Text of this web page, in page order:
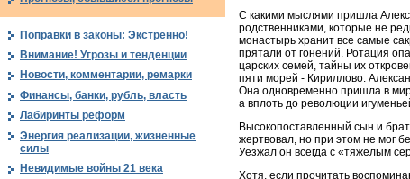
С какими мыслями пришла
родственниками, которые не
монастырь хранит все самые
прятали от гонений. Ротация
царских семей, тайны их
пяти морей - Кириллово.
Она одновременно пришла в
а вплоть до революции
Высокопоставленный сын и
жертвовал, но при этом не мог
Уезжал он всегда с «тяжелым
Хотя, если прочитать
Поправки в законы: Экстренно!
Внимание! Угрозы и тенденции
Новости, комментарии, ремарки
Финансы, банки, рубль, власть
Лабиринты реформ
Энергия реализации, жизненные
силы
Невидимые войны 21 века